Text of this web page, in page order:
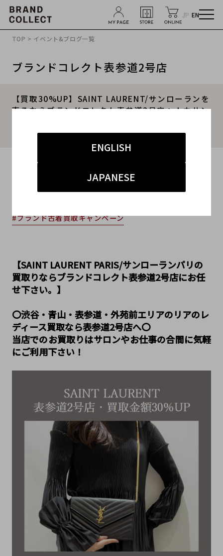
JP EN
ENGLISH
JAPANESE
TOP > イベント&ブログ一覧
ブランドコレクト表参道2号店
【買取30%UP】SAINT LAURENT/サンローランを
売るならブランドコレクト表参道2号店へ！カサン
たしました！
2024.05.15
#表参道2号店 #買取
#ブランド古着買取キャンペーン
【SAINT LAURENT PARIS/サンローランパリの
買取りならブランドコレクト表参道2号店にお任
せ下さい。】
〇渋谷・青山・表参道・外苑前エリアのリアのレ
ディース買取なら表参道2号店へ〇
当店でのお買取りはサロンやお仕事の合間に気軽
にご利用下さい！